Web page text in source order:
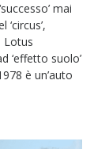
mai
Lotus
‘effetto suolo’
è un’auto